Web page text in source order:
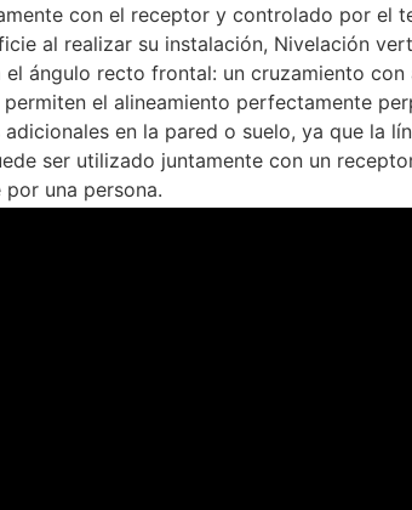
con el receptor y controlado por el
al realizar su instalación, Nivelación
ángulo recto frontal: un cruzamiento
el alineamiento perfectamente
en la pared o suelo, ya que la
ser utilizado juntamente con un
una persona.